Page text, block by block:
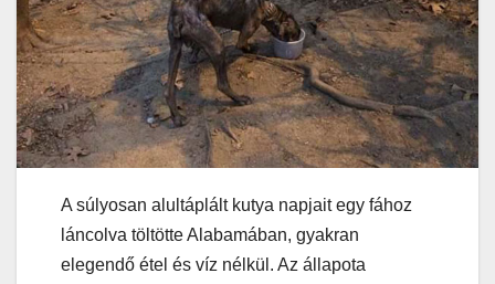
A súlyosan alultáplált kutya napjait egy fához
láncolva töltötte Alabamában, gyakran
elegendő étel és víz nélkül. Az állapota